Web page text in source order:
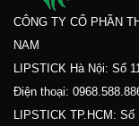
CÔNG TY CỔ PHẦN
NAM
LIPSTICK Hà Nội: Số
Điện thoại:
LIPSTICK TP.HCM: